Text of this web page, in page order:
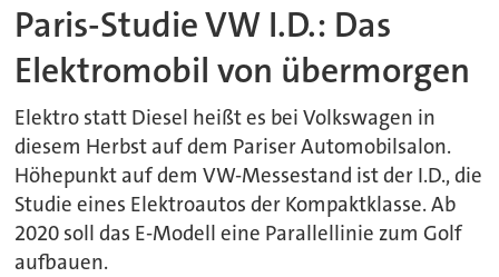
Paris-Studie VW I.D.: Das
Elektromobil von übermorgen
Elektro statt Diesel heißt es bei Volkswagen in
diesem Herbst auf dem Pariser Automobilsalon.
Höhepunkt auf dem VW-Messestand ist der I.D., die
Studie eines Elektroautos der Kompaktklasse. Ab
2020 soll das E-Modell eine Parallellinie zum Golf
aufbauen.